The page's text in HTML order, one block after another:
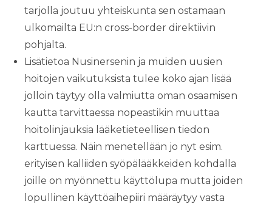
tarjolla joutuu yhteiskunta sen ostamaan
ulkomailta EU:n cross-border direktiivin
pohjalta.
Lisätietoa Nusinersenin ja muiden uusien
hoitojen vaikutuksista tulee koko ajan lisää
jolloin täytyy olla valmiutta oman osaamisen
kautta tarvittaessa nopeastikin muuttaa
hoitolinjauksia lääketieteellisen tiedon
karttuessa. Näin menetellään jo nyt esim.
erityisen kalliiden syöpälääkkeiden kohdalla
joille on myönnettu käyttölupa mutta joiden
lopullinen käyttöaihepiiri määräytyy vasta